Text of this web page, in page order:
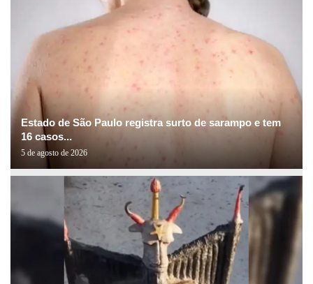
Estado de São Paulo registra surto de sarampo e tem
16 casos...
5 de agosto de 2026